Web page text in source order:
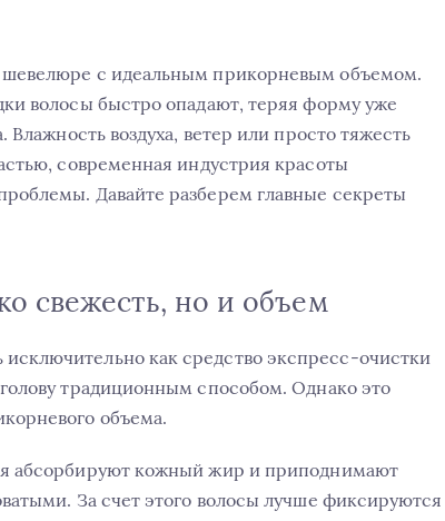
с идеальным прикорневым объемом.
волосы быстро опадают, теряя форму уже
Влажность воздуха, ветер или просто тяжесть
современная индустрия красоты
Давайте разберем главные секреты
свежесть, но и объем
как средство экспресс-очистки
традиционным способом. Однако это
объема.
абсорбируют кожный жир и приподнимают
За счет этого волосы лучше фиксируются